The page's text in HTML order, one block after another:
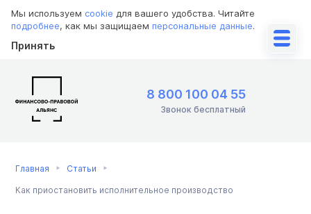
Мы используем cookie для вашего удобства. Читайте
подробнее, как мы защищаем персональные данные.
Принять
8 800 100 04 55
Звонок бесплатный
Главная Статьи
Как приостановить исполнительное производство